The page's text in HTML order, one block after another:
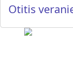
Otitis